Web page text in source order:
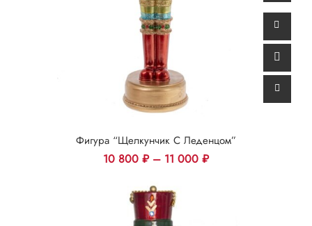
Фигура “Щелкунчик С Леденцом”
10 800 ₽– 11 000 ₽